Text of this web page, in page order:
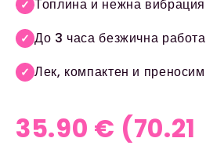
✓ Топлина и нежна вибрация
✓ До 3 часа безжична работа
✓ Лек, компактен и преносим
35.90 € (70.21